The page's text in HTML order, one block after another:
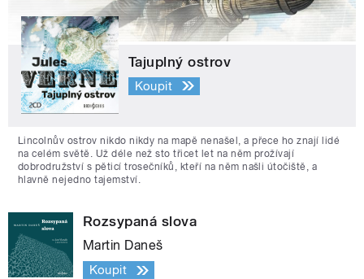
Tajuplný ostrov
Koupit
Lincolnův ostrov nikdo nikdy na mapě nenašel, a přece ho znají lidé
na celém světě. Už déle než sto třicet let na něm prožívají
dobrodružství s pěticí trosečníků, kteří na něm našli útočiště, a
hlavně nejedno tajemství.
Rozsypaná slova
Martin Daneš
Koupit